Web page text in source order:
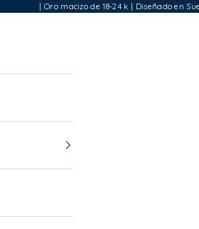
| Oro macizo de 18-24 k | Diseñado en